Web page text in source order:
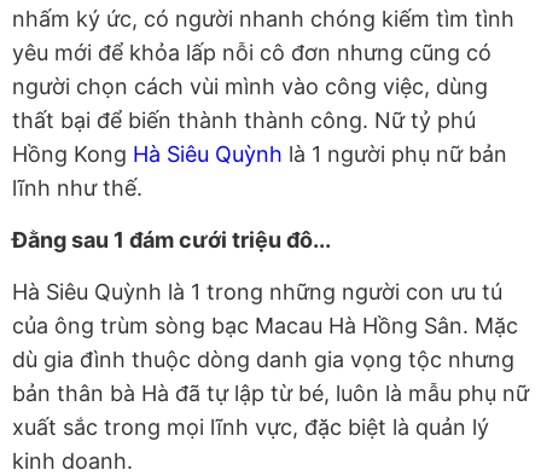
nhấm ký ức, có người nhanh chóng kiếm tìm tình
yêu mới để khỏa lấp nỗi cô đơn nhưng cũng có
người chọn cách vùi mình vào công việc, dùng
thất bại để biến thành thành công. Nữ tỷ phú
Hồng Kong Hà Siêu Quỳnh là 1 người phụ nữ bản
lĩnh như thế.
Đằng sau 1 đám cưới triệu đô...
Hà Siêu Quỳnh là 1 trong những người con ưu tú
của ông trùm sòng bạc Macau Hà Hồng Sân. Mặc
dù gia đình thuộc dòng danh gia vọng tộc nhưng
bản thân bà Hà đã tự lập từ bé, luôn là mẫu phụ nữ
xuất sắc trong mọi lĩnh vực, đặc biệt là quản lý
kinh doanh.